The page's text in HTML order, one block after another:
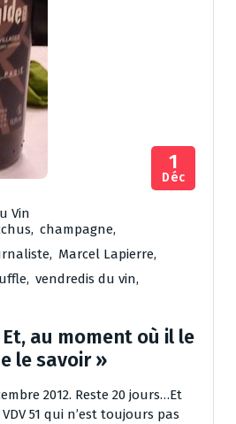
Vin
, champagne,
, Marcel Lapierre,
, vendredis du vin,
1
Déc
au moment où il le
le savoir »
2012. Reste 20 jours…Et
51 qui n’est toujours pas